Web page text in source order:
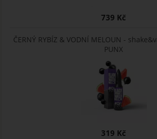
739 Kč
ČERNÝ RYBÍZ & VODNÍ MELOUN -
PUNX
319 Kč